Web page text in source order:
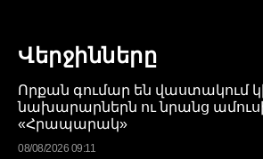
Վերջինները
Որքան գումար են վաստակում
նախարարներն ու նրանց
«Հրապարակ»
08/08/2026 09:11